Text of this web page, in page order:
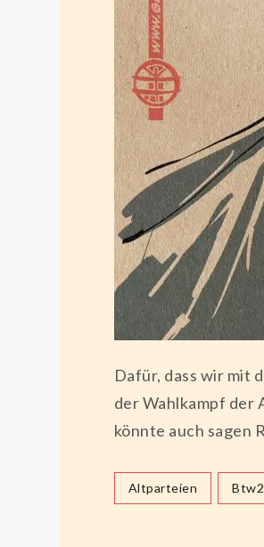
Dafür, dass wir mit
der Wahlkampf der
könnte auch sagen
Altparteien